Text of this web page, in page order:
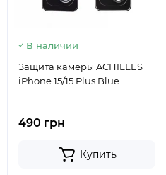
В наличии
Защита камеры ACHILLES
iPhone 15/15 Plus Blue
490 грн
Купить